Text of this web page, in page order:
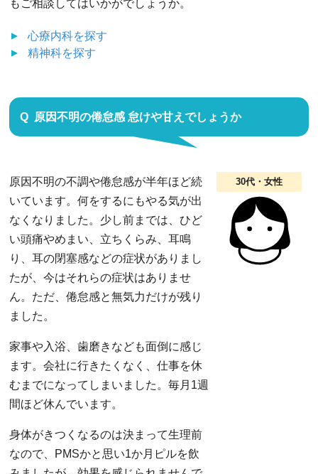
もご相談してはいかがでしょうか。
心療内科を探す
精神科を探す
原因不明の倦怠感 怠けや甘えでしょうか
30代・女性
原因不明の不調や倦怠感が半年ほど続
いています。何をするにもやる気が出
なくなりました。少し前までは、ひど
い頭痛やめまい、立ちくらみ、耳鳴
り、耳の閉塞感などの症状がありまし
たが、今はそれらの症状はありませ
ん。ただ、倦怠感と無気力だけが残り
ました。
家事や入浴、歯磨きなども面倒に感じ
ます。会社に行きたくなく、仕事を休
むまでになってしまいました。毎月1週
間ほど休んでいます。
身体がきつくなるのは決まって生理前
なので、PMSかと思い1か月ピルを飲